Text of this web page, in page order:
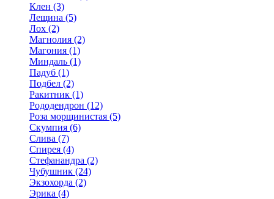
Клен (3)
Лещина (5)
Лох (2)
Магнолия (2)
Магония (1)
Миндаль (1)
Падуб (1)
Подбел (2)
Ракитник (1)
Рододендрон (12)
Роза морщинистая (5)
Скумпия (6)
Слива (7)
Спирея (4)
Стефанандра (2)
Чубушник (24)
Экзохорда (2)
Эрика (4)